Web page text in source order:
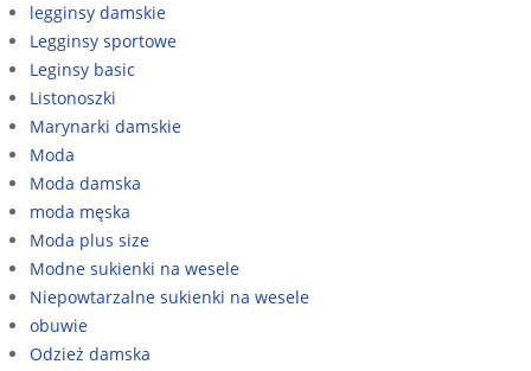
legginsy damskie
Legginsy sportowe
Leginsy basic
Listonoszki
Marynarki damskie
Moda
Moda damska
moda męska
Moda plus size
Modne sukienki na wesele
Niepowtarzalne sukienki na wesele
obuwie
Odzież damska